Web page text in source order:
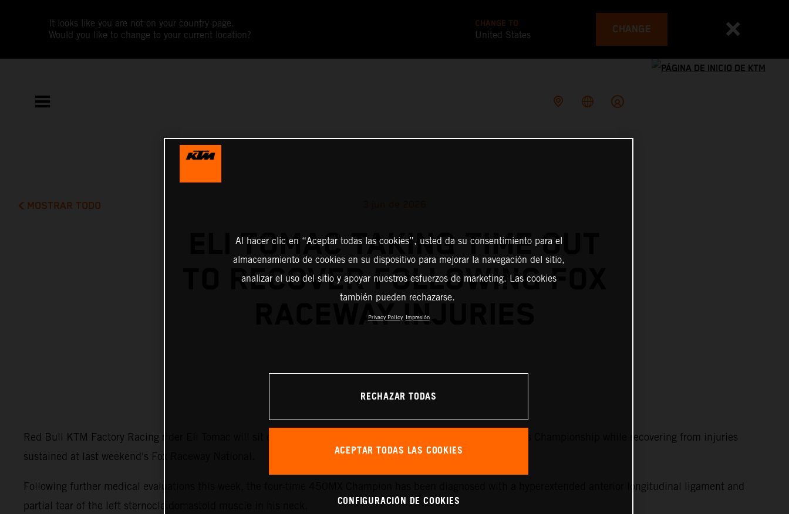
It looks like you are not on your country page.
Would you like to change to your current location?
CHANGE TO
United States CHANGE
MOSTRAR TODO
ELI TOMAC TAKING TIME OUT
TO RECOVER FOLLOWING FOX
RACEWAY INJURIES
Red Bull KTM Factory Racing rider Eli Tomac will sit out the upcoming rounds of the 2026 AMA Pro Motocross Championship while recovering from injuries
sustained at last weekend's Fox Raceway National.
Following further medical evaluations this week, the four-time 450MX Champion has been diagnosed with a hyperextended anterior longitudinal ligament and
partial tear of the left sternocleidomastoid muscle in his neck.
Al hacer clic en “Aceptar todas las cookies”, usted da su consentimiento para el
almacenamiento de cookies en su dispositivo para mejorar la navegación del sitio,
analizar el uso del sitio y apoyar nuestros esfuerzos de marketing. Las cookies
también pueden rechazarse.
Privacy Policy Impresión
RECHAZAR TODAS
ACEPTAR TODAS LAS COOKIES
CONFIGURACIÓN DE COOKIES